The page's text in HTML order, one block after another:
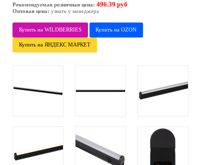
Рекомендуемая розничная цена: 496.39 руб
Оптовая цена: узнать у менеджера
Купить на WILDBERRIES Купить на OZON
Купить на ЯНДЕКС МАРКЕТ